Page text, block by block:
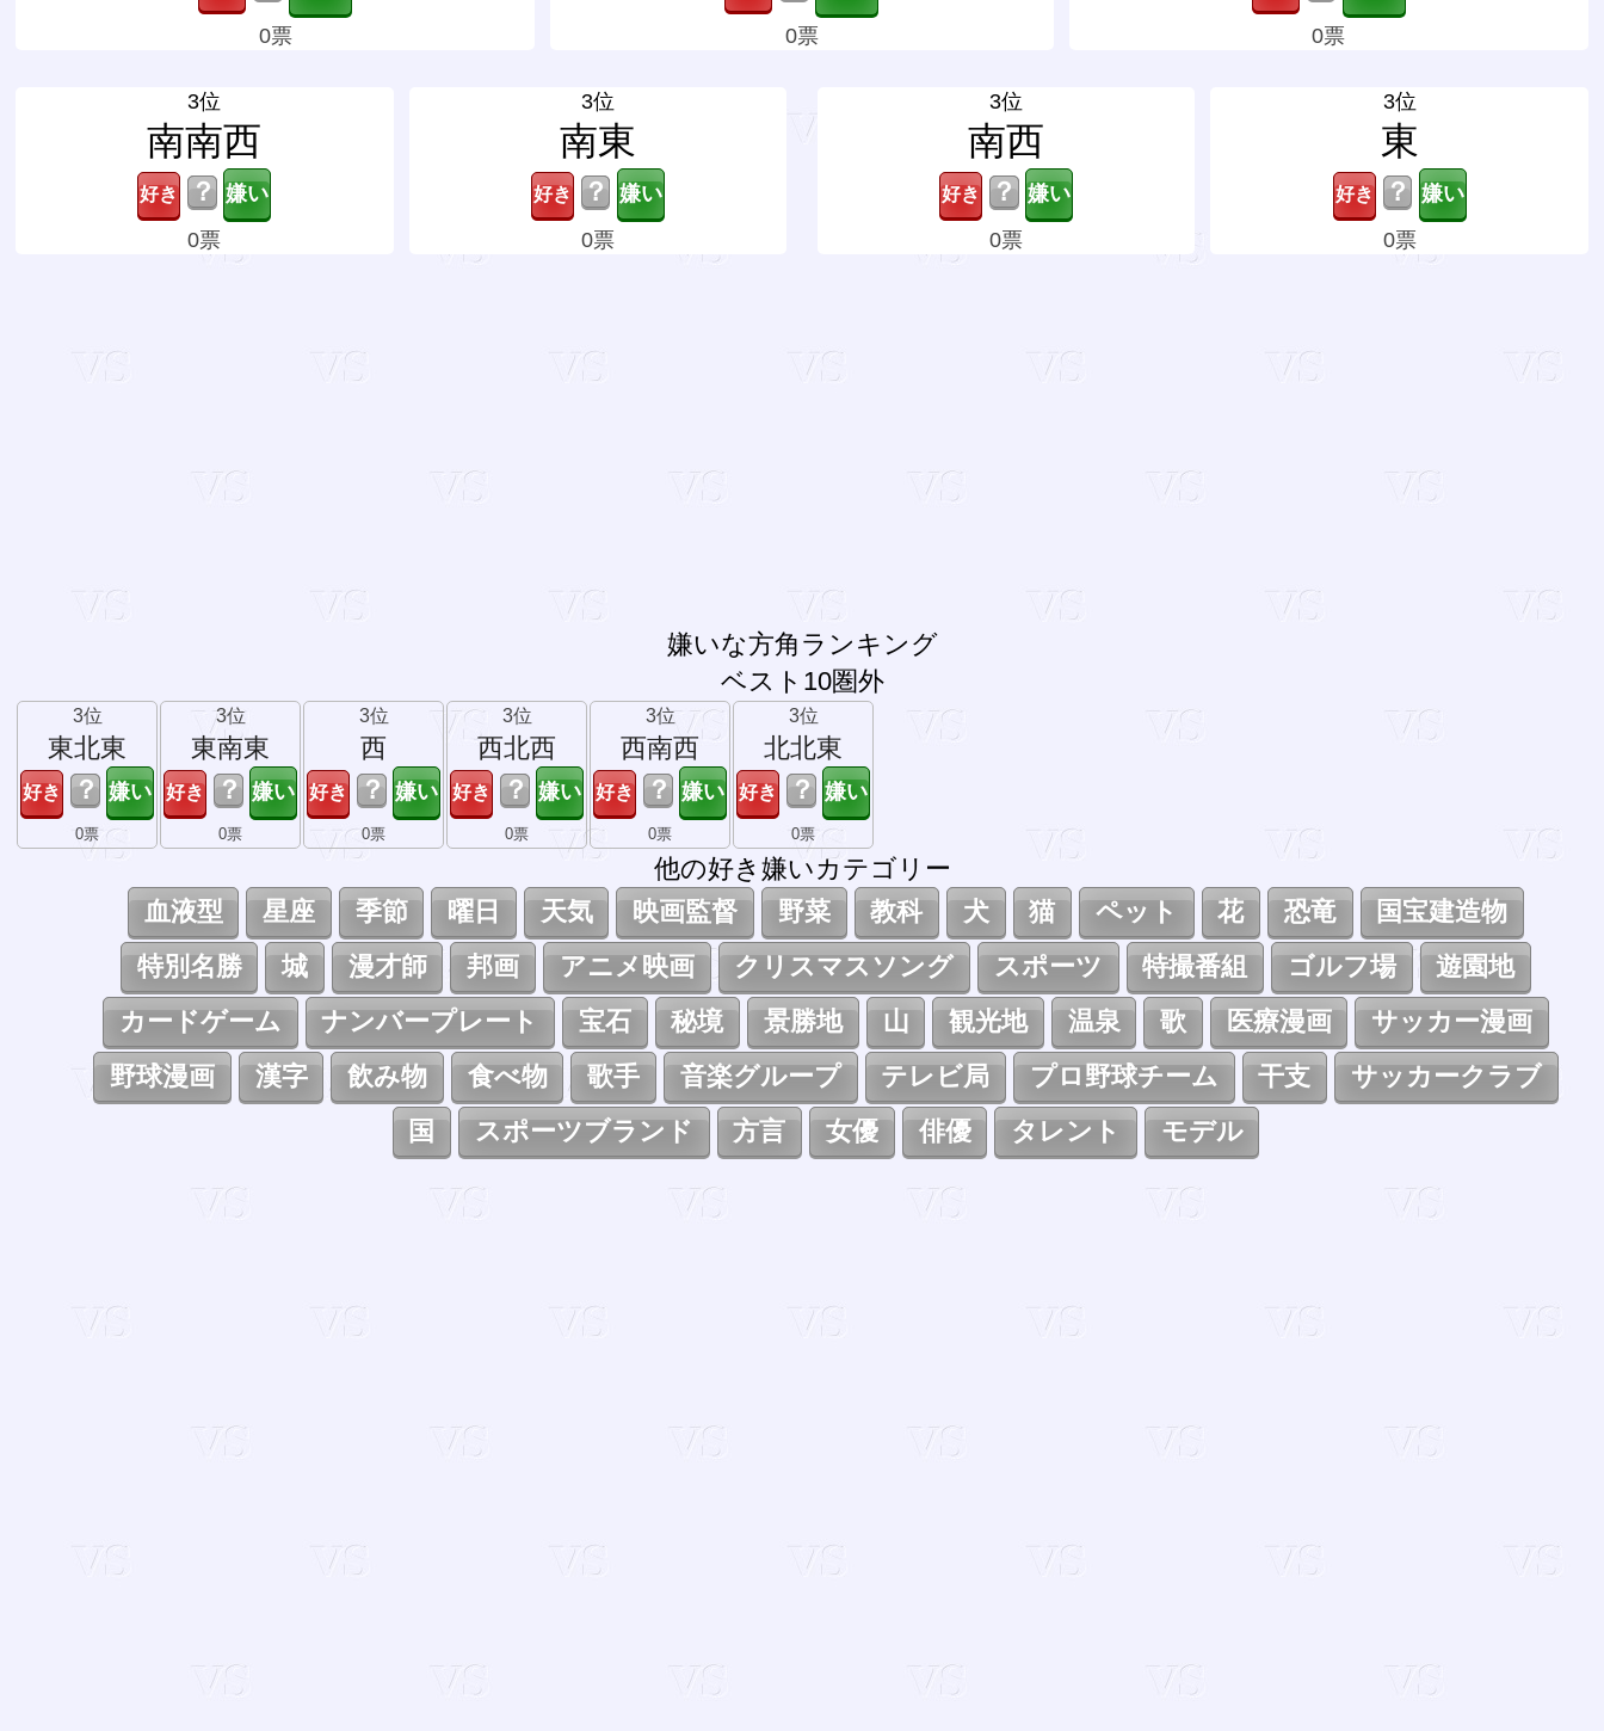
0票 0票 0票
3位
南南西
？
0票
3位
南東
？
0票
3位
南西
？
0票
3位
東
？
0票
嫌いな方角ランキング
ベスト10圏外
3位
東北東
？
0票
3位
東南東
？
0票
3位
西
？
0票
3位
西北西
？
0票
3位
西南西
？
0票
3位
北北東
？
0票
他の好き嫌いカテゴリー
血液型
星座 季節 曜日 天気 映画監督 野菜 教科 犬 猫 ペット 花 恐竜
国宝建造物
特別名勝
城 漫才師 邦画 アニメ映画 クリスマスソング スポーツ 特撮番組 ゴルフ場
遊園地
カードゲーム
ナンバープレート 宝石 秘境 景勝地 山 観光地 温泉 歌 医療漫画
サッカー漫画
野球漫画
漢字 飲み物 食べ物 歌手 音楽グループ テレビ局 プロ野球チーム 干支
サッカークラブ
国
スポーツブランド 方言 女優 俳優 タレント モデル